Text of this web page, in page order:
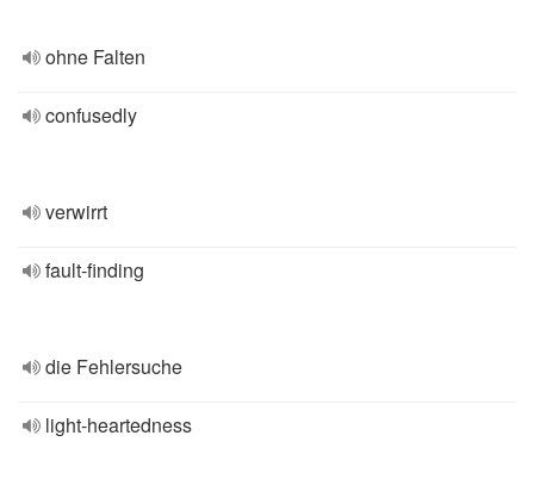
ohne Falten
confusedly
verwirrt
fault-finding
die Fehlersuche
light-heartedness